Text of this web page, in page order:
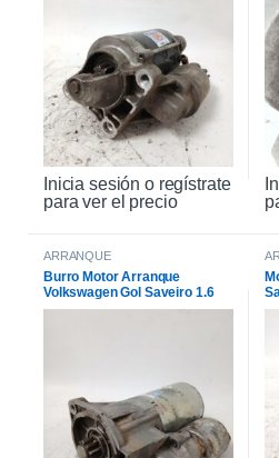
Inicia sesión o regístrate
para ver el precio
ARRANQUE
Burro Motor Arranque
Volkswagen Gol Saveiro 1.6